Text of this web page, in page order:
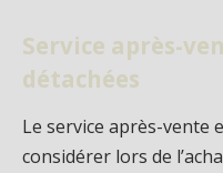
Service après-
détachées
Le service après-vente
considérer lors de